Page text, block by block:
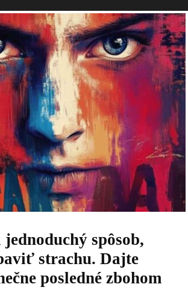
spôsob,
strachu. Dajte
posledné zbohom